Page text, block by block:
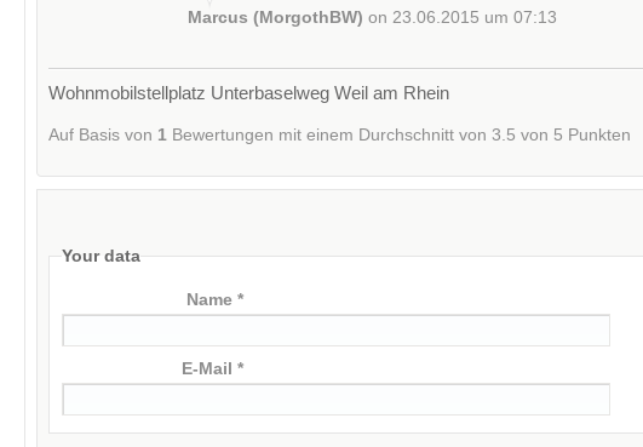
Marcus (MorgothBW) on 23.06.2015 um 07:13
Wohnmobilstellplatz Unterbaselweg Weil am Rhein
Auf Basis von 1 Bewertungen mit einem Durchschnitt von 3.5 von 5 Punkten
Your data
Name *
E-Mail *